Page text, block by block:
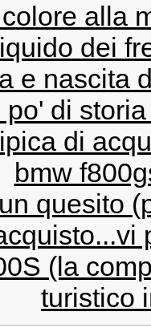
alla
dei
e nascita
po' di
di
bmw
quesito
(la
turistico